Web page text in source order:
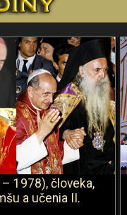
1978), človeka,
a učenia II.